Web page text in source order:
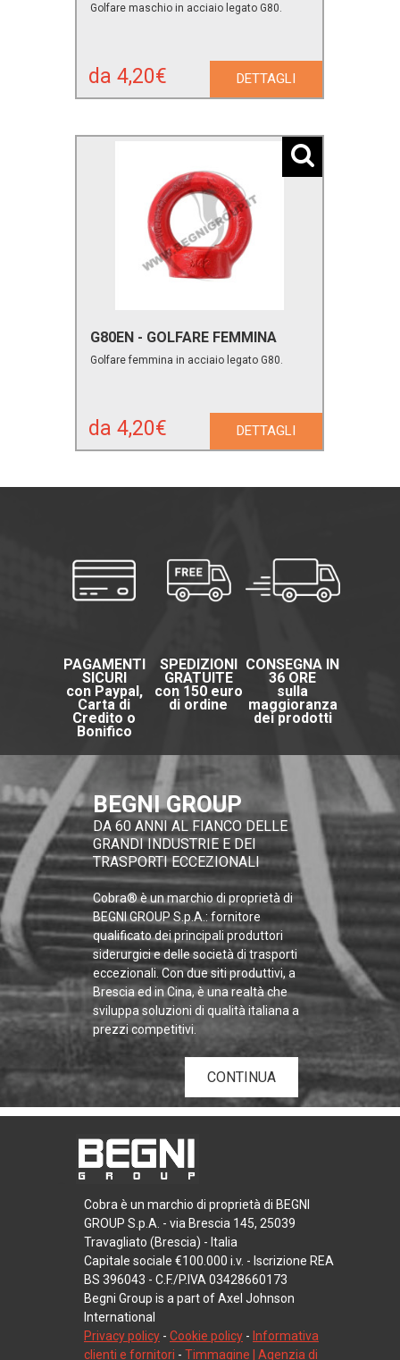
Golfare maschio in acciaio legato G80.
da 4,20€ DETTAGLI
G80EN - GOLFARE FEMMINA
Golfare femmina in acciaio legato G80.
da 4,20€ DETTAGLI
PAGAMENTI
SICURI
con Paypal,
Carta di
Credito o
Bonifico
SPEDIZIONI
GRATUITE
con 150 euro
di ordine
CONSEGNA IN
36 ORE
sulla
maggioranza
dei prodotti
BEGNI GROUP
DA 60 ANNI AL FIANCO DELLE
GRANDI INDUSTRIE E DEI
TRASPORTI ECCEZIONALI
Cobra® è un marchio di proprietà di
BEGNI GROUP S.p.A.: fornitore
qualificato dei principali produttori
siderurgici e delle società di trasporti
eccezionali. Con due siti produttivi, a
Brescia ed in Cina, è una realtà che
sviluppa soluzioni di qualità italiana a
prezzi competitivi.
CONTINUA
Cobra è un marchio di proprietà di BEGNI
GROUP S.p.A. - via Brescia 145, 25039
Travagliato (Brescia) - Italia
Capitale sociale €100.000 i.v. - Iscrizione REA
BS 396043 - C.F./P.IVA 03428660173
Begni Group is a part of Axel Johnson
International
Privacy policy - Cookie policy - Informativa
clienti e fornitori - Timmagine | Agenzia di